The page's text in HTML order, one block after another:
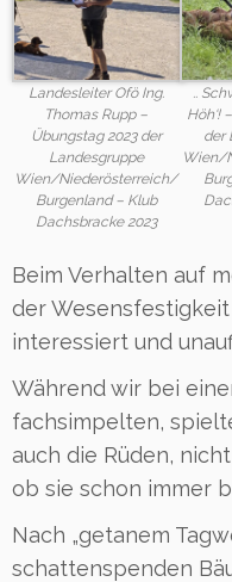
Landesleiter Ofö Ing.
Thomas Rupp –
Übungstag 2023 der
Landesgruppe
Wien/Niederösterreich/
Burgenland – Klub
Dachsbracke 2023
..
Höh‘!
der
Wien/
Beim Verhalten auf
der
interessiert und
Während wir bei
fachsimpelten,
auch die Rüden,
ob sie schon immer
Nach „getanem
schattenspenden